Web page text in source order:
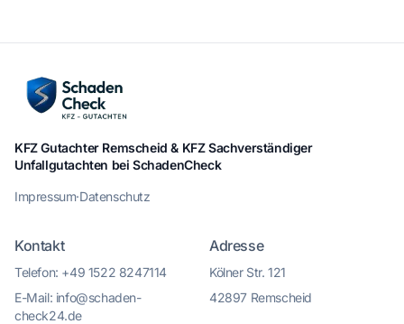
KFZ Gutachter Remscheid & KFZ Sachverständiger
Unfallgutachten bei SchadenCheck
Impressum·Datenschutz
Kontakt
Telefon: +49 1522 8247114
E-Mail: info@schaden-
check24.de
Adresse
Kölner Str. 121
42897 Remscheid